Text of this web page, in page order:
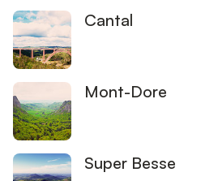
Cantal
Mont-Dore
Super Besse